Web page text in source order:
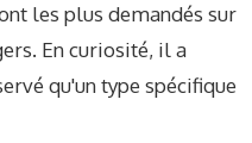
les plus demandés sur
En curiosité, il a
qu'un type spécifique